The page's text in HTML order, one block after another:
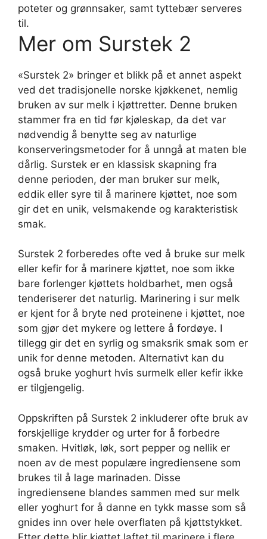
poteter og grønnsaker, samt tyttebær serveres
til.
Mer om Surstek 2
«Surstek 2» bringer et blikk på et annet aspekt
ved det tradisjonelle norske kjøkkenet, nemlig
bruken av sur melk i kjøttretter. Denne bruken
stammer fra en tid før kjøleskap, da det var
nødvendig å benytte seg av naturlige
konserveringsmetoder for å unngå at maten ble
dårlig. Surstek er en klassisk skapning fra
denne perioden, der man bruker sur melk,
eddik eller syre til å marinere kjøttet, noe som
gir det en unik, velsmakende og karakteristisk
smak.
Surstek 2 forberedes ofte ved å bruke sur melk
eller kefir for å marinere kjøttet, noe som ikke
bare forlenger kjøttets holdbarhet, men også
tenderiserer det naturlig. Marinering i sur melk
er kjent for å bryte ned proteinene i kjøttet, noe
som gjør det mykere og lettere å fordøye. I
tillegg gir det en syrlig og smaksrik smak som er
unik for denne metoden. Alternativt kan du
også bruke yoghurt hvis surmelk eller kefir ikke
er tilgjengelig.
Oppskriften på Surstek 2 inkluderer ofte bruk av
forskjellige krydder og urter for å forbedre
smaken. Hvitløk, løk, sort pepper og nellik er
noen av de mest populære ingrediensene som
brukes til å lage marinaden. Disse
ingrediensene blandes sammen med sur melk
eller yoghurt for å danne en tykk masse som så
gnides inn over hele overflaten på kjøttstykket.